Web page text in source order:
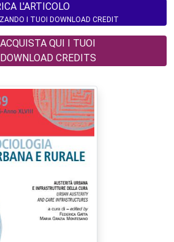
L'ARTICOLO
I TUOI DOWNLOAD CREDIT
ACQUISTA QUI I TUOI
DOWNLOAD CREDITS